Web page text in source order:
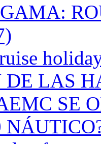
DE LAS
SE